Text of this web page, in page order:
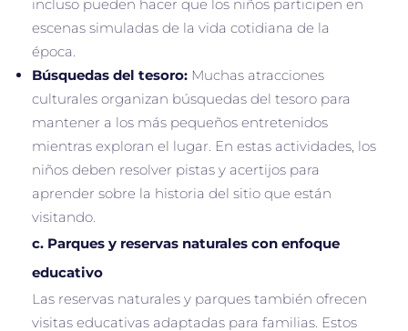
incluso pueden hacer que los niños participen en
escenas simuladas de la vida cotidiana de la
época.
Búsquedas del tesoro: Muchas atracciones
culturales organizan búsquedas del tesoro para
mantener a los más pequeños entretenidos
mientras exploran el lugar. En estas actividades, los
niños deben resolver pistas y acertijos para
aprender sobre la historia del sitio que están
visitando.
c. Parques y reservas naturales con enfoque
educativo
Las reservas naturales y parques también ofrecen
visitas educativas adaptadas para familias. Estos